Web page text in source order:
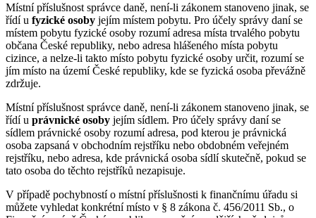
Místní příslušnost správce daně, není-li zákonem stanoveno jinak, se
řídí u fyzické osoby jejím místem pobytu. Pro účely správy daní se
místem pobytu fyzické osoby rozumí adresa místa trvalého pobytu
občana České republiky, nebo adresa hlášeného místa pobytu
cizince, a nelze-li takto místo pobytu fyzické osoby určit, rozumí se
jím místo na území České republiky, kde se fyzická osoba převážně
zdržuje.
Místní příslušnost správce daně, není-li zákonem stanoveno jinak, se
řídí u právnické osoby jejím sídlem. Pro účely správy daní se
sídlem právnické osoby rozumí adresa, pod kterou je právnická
osoba zapsaná v obchodním rejstříku nebo obdobném veřejném
rejstříku, nebo adresa, kde právnická osoba sídlí skutečně, pokud se
tato osoba do těchto rejstříků nezapisuje.
V případě pochybností o místní příslušnosti k finančnímu úřadu si
můžete vyhledat konkrétní místo v § 8 zákona č. 456/2011 Sb., o